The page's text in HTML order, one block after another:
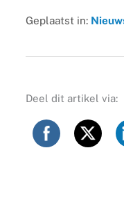
Geplaatst in:
Deel dit artikel via: